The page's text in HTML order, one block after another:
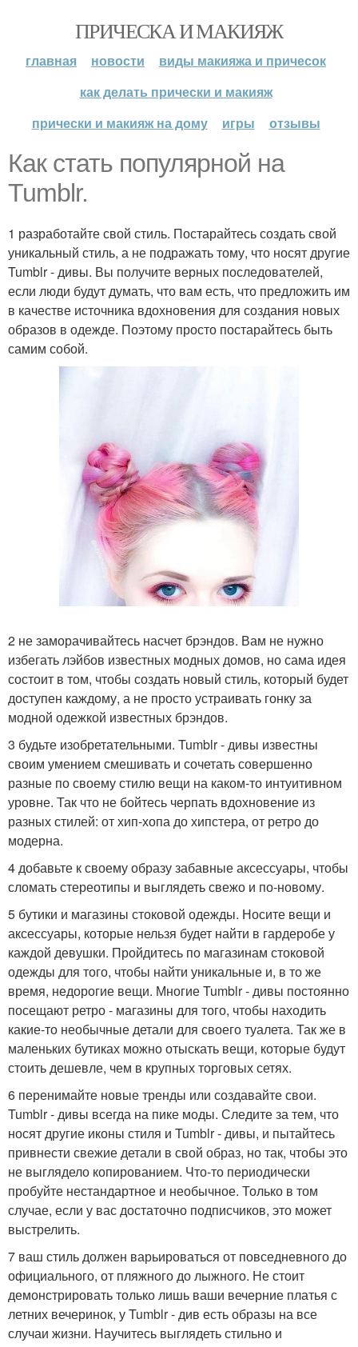
ПРИЧЕСКА И МАКИЯЖ
главная новости
виды макияжа и причесок
как делать прически и макияж
прически и макияж на дому
игры отзывы
Как стать популярной на
Tumblr.
1 разработайте свой стиль. Постарайтесь создать свой
уникальный стиль, а не подражать тому, что носят другие
Tumblr - дивы. Вы получите верных последователей,
если люди будут думать, что вам есть, что предложить им
в качестве источника вдохновения для создания новых
образов в одежде. Поэтому просто постарайтесь быть
самим собой.
2 не заморачивайтесь насчет брэндов. Вам не нужно
избегать лэйбов известных модных домов, но сама идея
состоит в том, чтобы создать новый стиль, который будет
доступен каждому, а не просто устраивать гонку за
модной одежкой известных брэндов.
3 будьте изобретательными. Tumblr - дивы известны
своим умением смешивать и сочетать совершенно
разные по своему стилю вещи на каком-то интуитивном
уровне. Так что не бойтесь черпать вдохновение из
разных стилей: от хип-хопа до хипстера, от ретро до
модерна.
4 добавьте к своему образу забавные аксессуары, чтобы
сломать стереотипы и выглядеть свежо и по-новому.
5 бутики и магазины стоковой одежды. Носите вещи и
аксессуары, которые нельзя будет найти в гардеробе у
каждой девушки. Пройдитесь по магазинам стоковой
одежды для того, чтобы найти уникальные и, в то же
время, недорогие вещи. Многие Tumblr - дивы постоянно
посещают ретро - магазины для того, чтобы находить
какие-то необычные детали для своего туалета. Так же в
маленьких бутиках можно отыскать вещи, которые будут
стоить дешевле, чем в крупных торговых сетях.
6 перенимайте новые тренды или создавайте свои.
Tumblr - дивы всегда на пике моды. Следите за тем, что
носят другие иконы стиля и Tumblr - дивы, и пытайтесь
привнести свежие детали в свой образ, но так, чтобы это
не выглядело копированием. Что-то периодически
пробуйте нестандартное и необычное. Только в том
случае, если у вас достаточно подписчиков, это может
выстрелить.
7 ваш стиль должен варьироваться от повседневного до
официального, от пляжного до лыжного. Не стоит
демонстрировать только лишь ваши вечерние платья с
летних вечеринок, у Tumblr - див есть образы на все
случаи жизни. Научитесь выглядеть стильно и